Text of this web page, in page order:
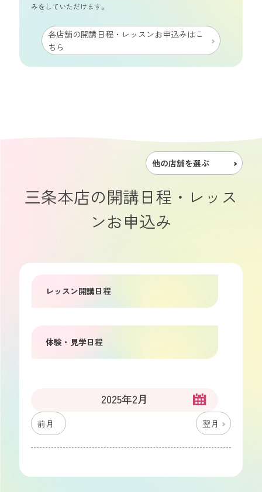
みをしていただけます。
各店舗の開講日程・レッスンお申込みはこ
ちら
三条本店の開講日程・レッス
ンお申込み
他の店舗を選ぶ
レッスン開講日程
体験・見学日程
前月
2025年2月
翌月